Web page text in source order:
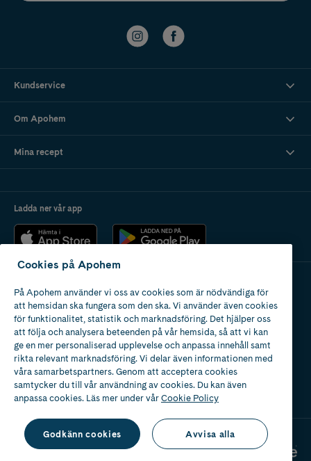
Kundservice
Om Apohem
Mina recept
Ladda ner vår app
Apotek med tillstånd
av Läkemedelsverket
Cookies på Apohem
På Apohem använder vi oss av cookies som är nödvändiga för
att hemsidan ska fungera som den ska. Vi använder även cookies
för funktionalitet, statistik och marknadsföring. Det hjälper oss
att följa och analysera beteenden på vår hemsida, så att vi kan
ge en mer personaliserad upplevelse och anpassa innehåll samt
rikta relevant marknadsföring. Vi delar även informationen med
våra samarbetspartners. Genom att acceptera cookies
samtycker du till vår användning av cookies. Du kan även
anpassa cookies. Läs mer under vårCookie Policy
Godkänn cookies Avvisa alla